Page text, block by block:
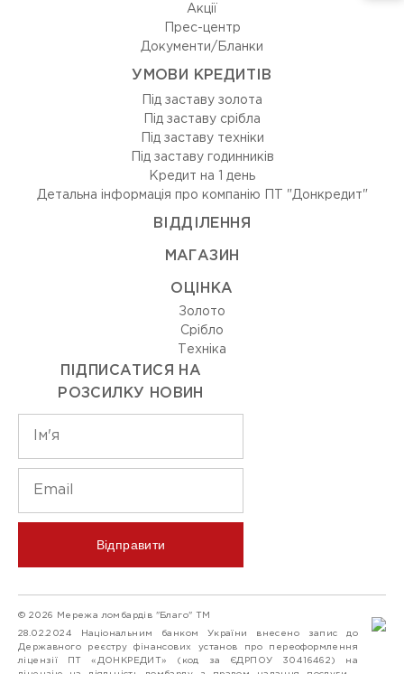
Акції
Прес-центр
Документи/Бланки
УМОВИ КРЕДИТІВ
Під заставу золота
Під заставу срібла
Під заставу техніки
Під заставу годинників
Кредит на 1 день
Детальна інформація про компанію ПТ "Донкредит"
ВIДДIЛЕННЯ
МАГАЗИН
ОЦIНКА
Золото
Срiбло
Технiка
ПІДПИСАТИСЯ НА
РОЗСИЛКУ НОВИН
Відправити
© 2026 Мережа ломбардів "Благо" ТМ
28.02.2024 Національним банком України внесено запис до
Державного реєстру фінансових установ про переоформлення
ліцензії ПТ «ДОНКРЕДИТ» (код за ЄДРПОУ 30416462) на